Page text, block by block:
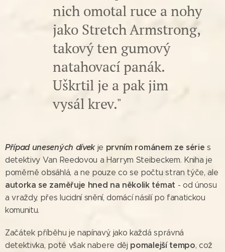
nich omotal ruce a nohy
jako Stretch Armstrong,
takový ten gumový
natahovací panák.
Uškrtil je a pak jim
vysál krev."
Případ unesených dívekje prvním románem ze série s
detektivy Van Reedovou a Harrym Steibeckem. Kniha je
poměrně obsáhlá, a ne pouze co se počtu stran týče, ale
autorka se zaměřuje hned na několik témat - od únosu
a vraždy, přes lucidní snění, domácí násilí po fanatickou
komunitu.
Začátek příběhu je napínavý, jako každá správná
detektivka, poté však nabere děj pomalejší tempo, což